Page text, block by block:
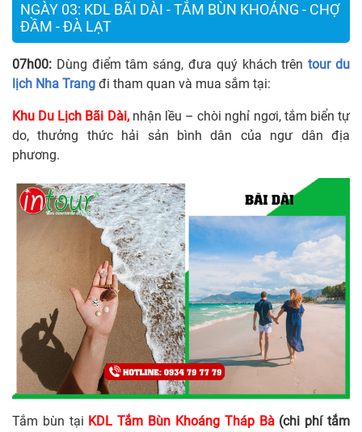
NGÀY 03: KDL BÃI DÀI - TẮM BÙN KHOÁNG - CHỢ
ĐẦM - ĐÀ LẠT
07h00: Dùng điểm tâm sáng, đưa quý khách trêntour du
lịch Nha Trang đi tham quan và mua sắm tại:
Khu Du Lịch Bãi Dài,nhận lều – chòi nghỉ ngơi, tắm biển tự
do, thưởng thức hải sản bình dân của ngư dân địa
phương.
Tắm bùn tại KDL Tắm Bùn Khoáng Tháp Bà(chi phí tắm